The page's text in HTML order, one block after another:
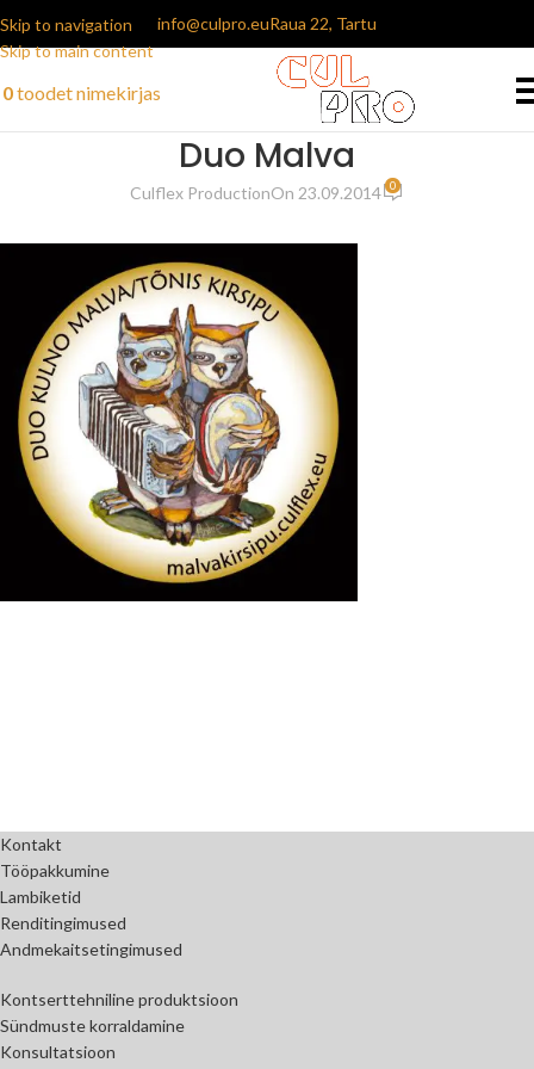
Skip to navigation
Skip to main content
info@culpro.euRaua 22, Tartu
0toodetnimekirjas
Duo Malva
Culflex ProductionOn 23.09.2014 0
Kontakt
Tööpakkumine
Lambiketid
Renditingimused
Andmekaitsetingimused
Kontserttehniline produktsioon
Sündmuste korraldamine
Konsultatsioon